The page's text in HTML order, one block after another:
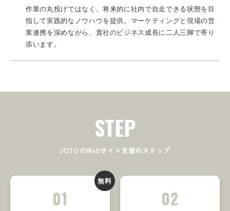
作業の丸投げではなく、将来的に社内で自走できる状態を目
指して実践的なノウハウを提供。マーケティングと現場の営
業連携を深めながら、貴社のビジネス成長に二人三脚で寄り
添います。
STEP
JOTOのWebサイト支援のステップ
無料
01 02